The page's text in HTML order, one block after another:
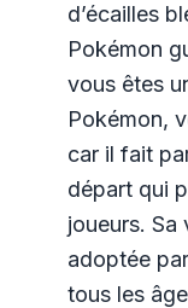
d’écailles
Pokémon
vous êtes
Pokémon,
car il fait
départ qui
joueurs. Sa
adoptée
tous les